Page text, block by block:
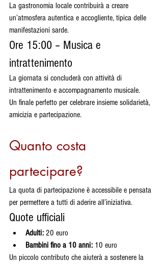
La gastronomia locale contribuirà a creare
un’atmosfera autentica e accogliente, tipica delle
manifestazioni sarde.
Ore 15:00 – Musica e
intrattenimento
La giornata si concluderà con attività di
intrattenimento e accompagnamento musicale.
Un finale perfetto per celebrare insieme solidarietà,
amicizia e partecipazione.
Quanto costa
partecipare?
La quota di partecipazione è accessibile e pensata
per permettere a tutti di aderire all’iniziativa.
Quote ufficiali
Adulti: 20 euro
Bambini fino a 10 anni: 10 euro
Un piccolo contributo che aiuterà a sostenere la